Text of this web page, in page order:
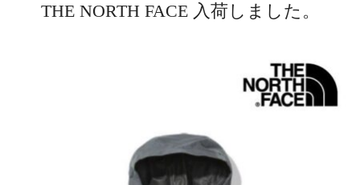
THE NORTH FACE 入荷しました。